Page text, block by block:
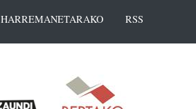
HARREMANETARAKO RSS